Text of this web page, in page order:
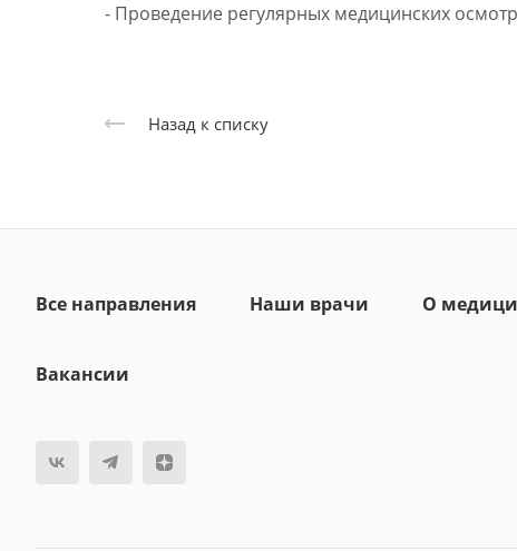
- Проведение регулярных медицинских
Назад к списку
Все направления Наши врачи О
Вакансии